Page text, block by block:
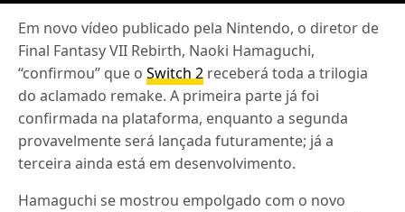
Em novo vídeo publicado pela Nintendo, o diretor de
Final Fantasy VII Rebirth, Naoki Hamaguchi,
“confirmou” que oSwitch 2 receberá toda a trilogia
do aclamado remake. A primeira parte já foi
confirmada na plataforma, enquanto a segunda
provavelmente será lançada futuramente; já a
terceira ainda está em desenvolvimento.
Hamaguchi se mostrou empolgado com o novo